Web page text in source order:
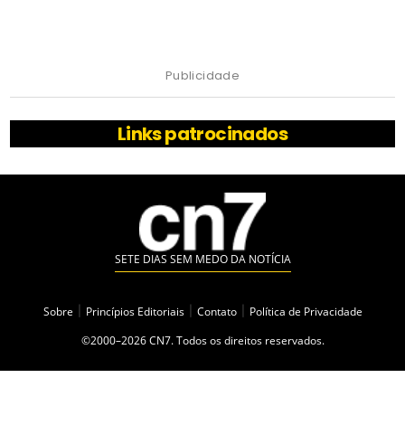
Publicidade
Links patrocinados
SETE DIAS SEM MEDO DA NOTÍCIA
Sobre Princípios Editoriais Contato
Política de Privacidade
©2000–2026 CN7. Todos os direitos reservados.